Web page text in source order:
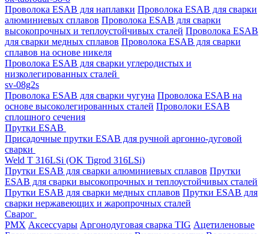
Проволока ESAB для наплавки Проволока ESAB для сварки
алюминиевых сплавов Проволока ESAB для сварки
высокопрочных и теплоустойчивых сталей Проволока ESAB
для сварки медных сплавов Проволока ESAB для сварки
сплавов на основе никеля
Проволока ESAB для сварки углеродистых и
низколегированных сталей
sv-08g2s
Проволока ESAB для сварки чугуна Проволока ESAB на
основе высоколегированных сталей Проволоки ESAB
сплошного сечения
Прутки ESAB
Присадочные прутки ESAB для ручной аргонно-дуговой
сварки
Weld T 316LSi (OK Tigrod 316LSi)
Прутки ESAB для сварки алюминиевых сплавов Прутки
ESAB для сварки высокопрочных и теплоустойчивых сталей
Прутки ESAB для сварки медных сплавов Прутки ESAB для
сварки нержавеющих и жаропрочных сталей
Сварог
PMX Аксессуары Аргонодуговая сварка TIG Ацетиленовые